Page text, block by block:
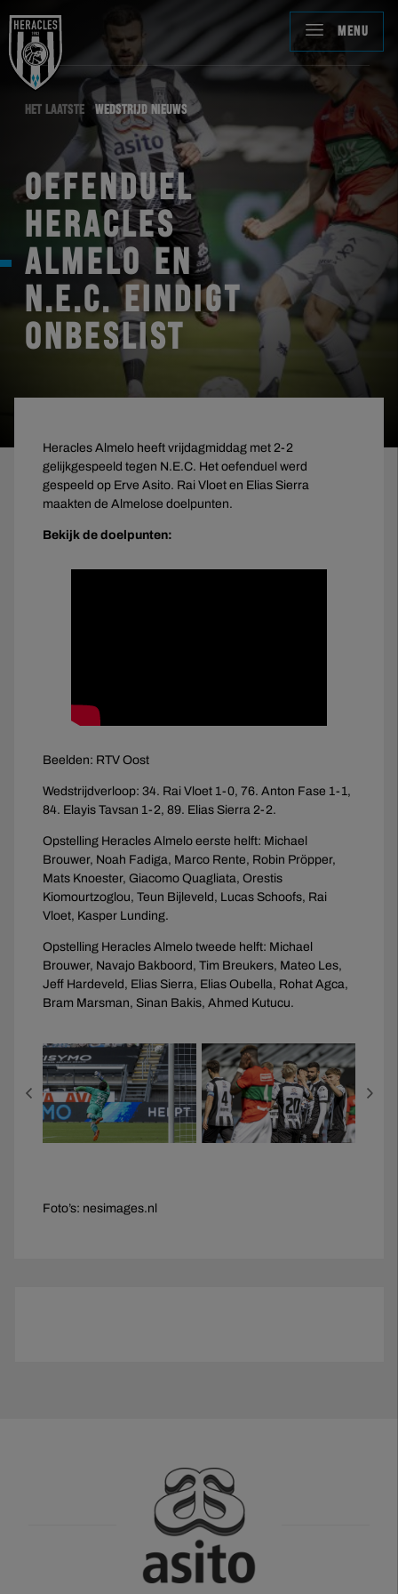
MENU
HET LAATSTE WEDSTRIJD NIEUWS
OEFENDUEL
HERACLES
ALMELO EN
N.E.C. EINDIGT
ONBESLIST
Heracles Almelo heeft vrijdagmiddag met 2-2
gelijkgespeeld tegen N.E.C. Het oefenduel werd
gespeeld op Erve Asito. Rai Vloet en Elias Sierra
maakten de Almelose doelpunten.
Bekijk de doelpunten:
Beelden: RTV Oost
Wedstrijdverloop: 34. Rai Vloet 1-0, 76. Anton Fase 1-1,
84. Elayis Tavsan 1-2, 89. Elias Sierra 2-2.
Opstelling Heracles Almelo eerste helft: Michael
Brouwer, Noah Fadiga, Marco Rente, Robin Pröpper,
Mats Knoester, Giacomo Quagliata, Orestis
Kiomourtzoglou, Teun Bijleveld, Lucas Schoofs, Rai
Vloet, Kasper Lunding.
Opstelling Heracles Almelo tweede helft: Michael
Brouwer, Navajo Bakboord, Tim Breukers, Mateo Les,
Jeff Hardeveld, Elias Sierra, Elias Oubella, Rohat Agca,
Bram Marsman, Sinan Bakis, Ahmed Kutucu.
Foto’s: nesimages.nl